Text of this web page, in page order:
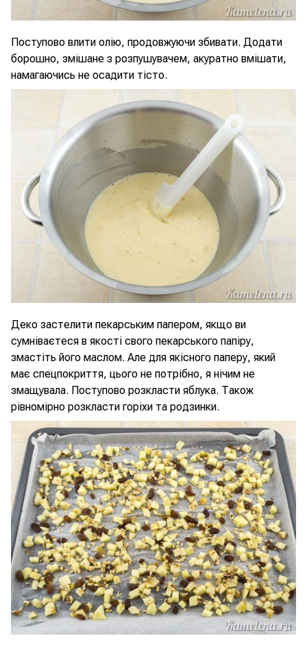
Поступово влити олію, продовжуючи збивати. Додати
борошно, змішане з розпушувачем, акуратно вмішати,
намагаючись не осадити тісто.
Деко застелити пекарським папером, якщо ви
сумніваєтеся в якості свого пекарського папіру,
змастіть його маслом. Але для якісного паперу, який
має спецпокриття, цього не потрібно, я нічим не
змащувала. Поступово розкласти яблука. Також
рівномірно розкласти горіхи та родзинки.